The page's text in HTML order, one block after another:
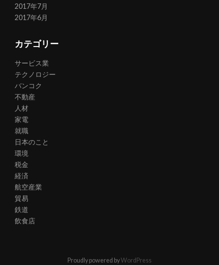
2017年7月
2017年6月
カテゴリー
サービス業
テクノロジー
バンコク
不動産
人材
家電
就職
日本のこと
環境
税金
経済
航空産業
貿易
鉄道
飲食店
Proudly powered byWordPress